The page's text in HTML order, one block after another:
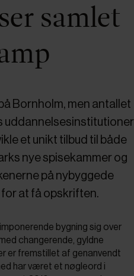
samlet
Bornholm, men antallet
uddannelsesinstitutioner
et unikt tilbud til både
nye spisekammer og
på nybyggede
at få opskriften.
bygning sig over
changerende, gyldne
er fremstillet af genanvendt
har været et nøgleord i